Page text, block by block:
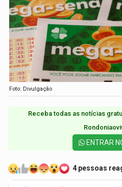
Foto: Divulgação
Receba todas as notícias
ENTRAR
4 pessoas